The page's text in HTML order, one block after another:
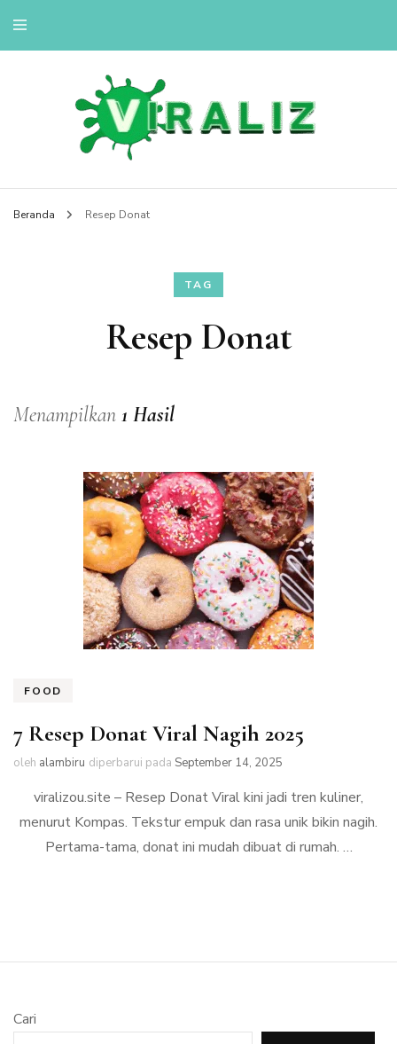
viralizou.site
Beranda Resep Donat
TAG
Resep Donat
Menampilkan 1 Hasil
FOOD
7 Resep Donat Viral Nagih 2025
oleh alambiru diperbarui pada September 14, 2025
viralizou.site – Resep Donat Viral kini jadi tren kuliner,
menurut Kompas. Tekstur empuk dan rasa unik bikin nagih.
Pertama-tama, donat ini mudah dibuat di rumah. …
Cari